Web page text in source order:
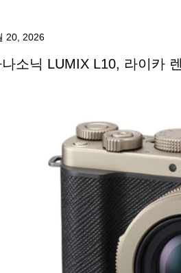
20, 2026
나소닉 LUMIX L10, 라이카